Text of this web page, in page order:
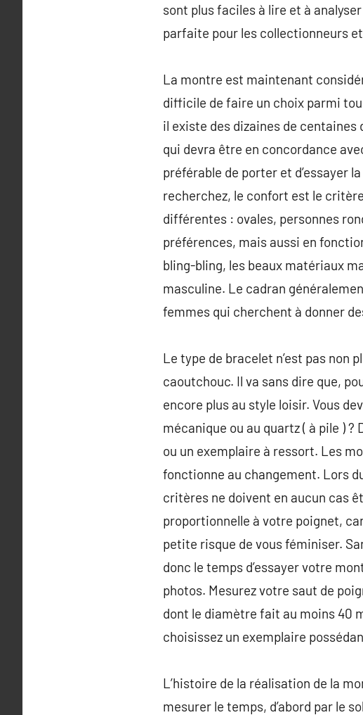
sont plus faciles à lire et à
parfaite pour les collectionneurs
La montre est maintenant
difficile de faire un choix parmi
il existe des dizaines de
qui devra être en concordance
préférable de porter et d’essayer
recherchez, le confort est le
différentes : ovales, personnes
préférences, mais aussi en
bling-bling, les beaux matériaux
masculine. Le cadran
femmes qui cherchent à donner
Le type de bracelet n’est pas non
caoutchouc. Il va sans dire que,
encore plus au style loisir. Vous
mécanique ou au quartz ( à pile )
ou un exemplaire à ressort. Les
fonctionne au changement. Lors
critères ne doivent en aucun cas
proportionnelle à votre poignet,
petite risque de vous féminiser.
donc le temps d’essayer votre
photos. Mesurez votre saut de
dont le diamètre fait au moins 40
choisissez un exemplaire
L’histoire de la réalisation de la
mesurer le temps, d’abord par le